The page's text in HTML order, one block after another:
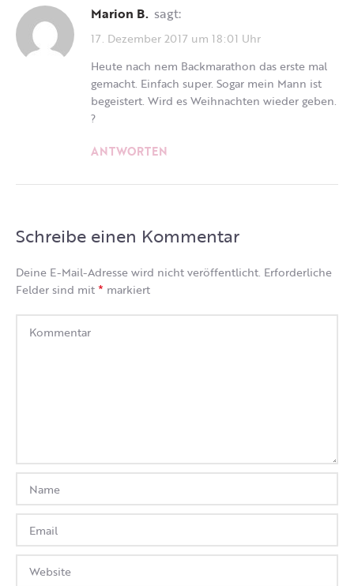
Marion B. sagt:
17. Dezember 2017 um 18:01 Uhr
Heute nach nem Backmarathon das erste mal
gemacht. Einfach super. Sogar mein Mann ist
begeistert. Wird es Weihnachten wieder geben.
?
ANTWORTEN
Schreibe einen Kommentar
Deine E-Mail-Adresse wird nicht veröffentlicht. Erforderliche
Felder sind mit* markiert